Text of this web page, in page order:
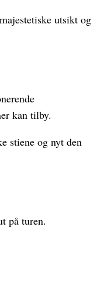
utsikt og
kan tilby.
stiene og nyt den
på turen.